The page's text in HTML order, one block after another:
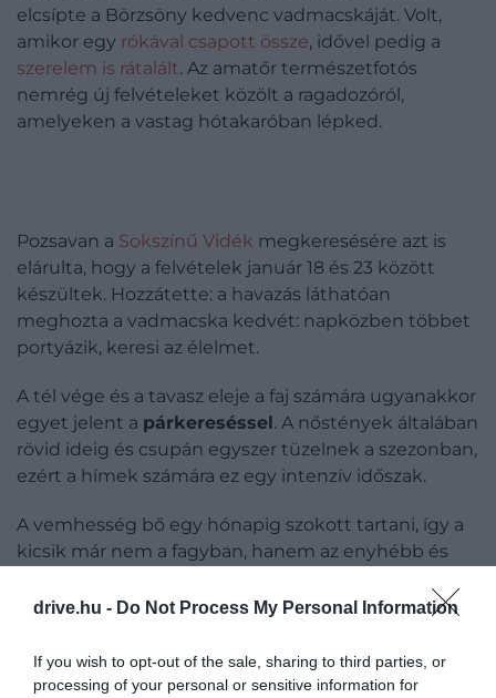
drive.hu - Do Not Process My Personal Information
If you wish to opt-out of the sale, sharing to third parties, or
processing of your personal or sensitive information for
elcsípte a Börzsöny kedvenc vadmacskáját. Volt,
amikor egy rókával csapott össze, idővel pedig a
szerelem is rátalált. Az amatőr természetfotós
nemrég új felvételeket közölt a ragadozóról,
amelyeken a vastag hótakaróban lépked.
Pozsavan a Sokszínű Vidék megkeresésére azt is
elárulta, hogy a felvételek január 18 és 23 között
készültek. Hozzátette: a havazás láthatóan
meghozta a vadmacska kedvét: napközben többet
portyázik, keresi az élelmet.
A tél vége és a tavasz eleje a faj számára ugyanakkor
egyet jelent a párkereséssel. A nőstények általában
rövid ideig és csupán egyszer tüzelnek a szezonban,
ezért a hímek számára ez egy intenzív időszak.
A vemhesség bő egy hónapig szokott tartani, így a
kicsik már nem a fagyban, hanem az enyhébb és
világra. Egy alomban jellemzően 2-4 kölyök születik,
kiszolgáltatottak. Az anyák éppen emiatt a
legrejtettebb zugokban szoktak lefialni.